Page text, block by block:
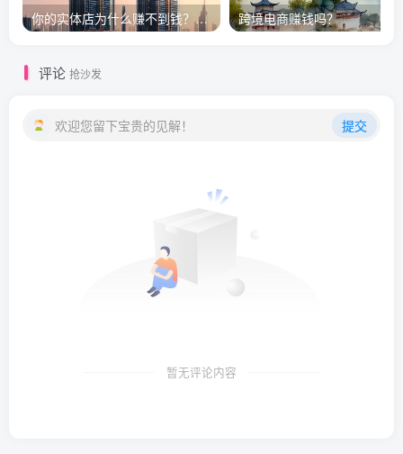
你的实体店为什么赚不到钱？实业其实比互联网更赚钱！ 跨境电商赚钱吗？
评论 抢沙发
欢迎您留下宝贵的见解！ 提交
暂无评论内容